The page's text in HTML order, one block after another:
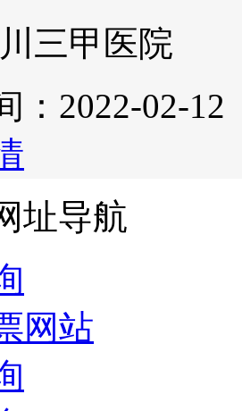
三甲医院
：2022-02-12
址导航
网站